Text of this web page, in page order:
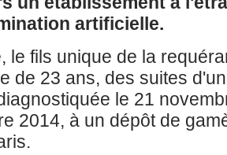
artificielle.
le fils unique de la
de 23 ans, des suites
le 21
2014, à un dépôt de